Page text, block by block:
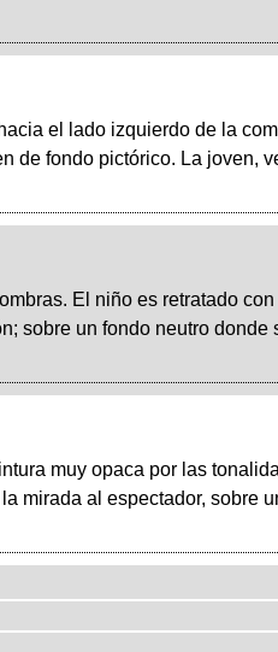
el lado izquierdo de la
de fondo pictórico. La joven,
El niño es retratado
sobre un fondo neutro donde
muy opaca por las
mirada al espectador, sobre